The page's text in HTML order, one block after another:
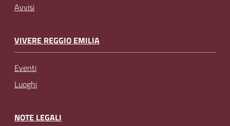
Avvisi
VIVERE REGGIO EMILIA
Eventi
Luoghi
NOTE LEGALI